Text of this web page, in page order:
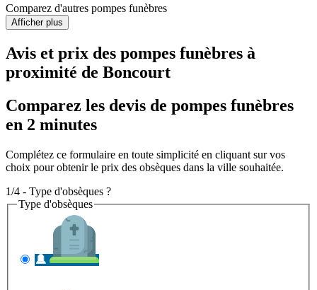
Comparez d'autres pompes funèbres
Afficher plus
Avis et prix des pompes funèbres à
proximité de Boncourt
Comparez les devis de pompes funèbres
en 2 minutes
Complétez ce formulaire en toute simplicité en cliquant sur vos
choix pour obtenir le prix des obsèques dans la ville souhaitée.
1/4 - Type d'obsèques ?
Type d'obsèques